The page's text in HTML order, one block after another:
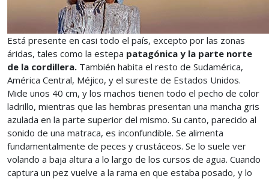
Está presente en casi todo el país, excepto por las zonas
áridas, tales como la estepa patagónica y la parte norte
de la cordillera. También habita el resto de Sudamérica,
América Central, Méjico, y el sureste de Estados Unidos.
Mide unos 40 cm, y los machos tienen todo el pecho de color
ladrillo, mientras que las hembras presentan una mancha gris
azulada en la parte superior del mismo. Su canto, parecido al
sonido de una matraca, es inconfundible. Se alimenta
fundamentalmente de peces y crustáceos. Se lo suele ver
volando a baja altura a lo largo de los cursos de agua. Cuando
captura un pez vuelve a la rama en que estaba posado, y lo